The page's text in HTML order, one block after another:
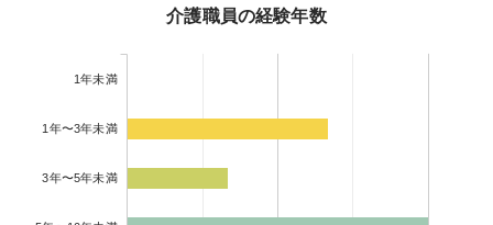
介護職員の経験年数
1年未満
1年〜3年未満
3年〜5年未満